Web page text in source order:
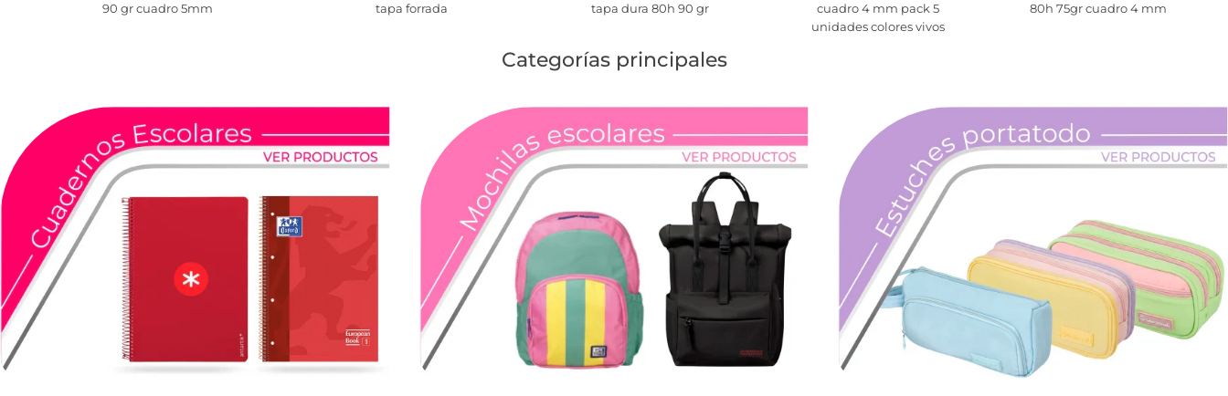
90 gr cuadro 5mm
tapa forrada
tapa dura 80h 90 gr
cuadro 4 mm pack 5
unidades colores vivos
80h 75gr cuadro 4 mm
Categorías principales